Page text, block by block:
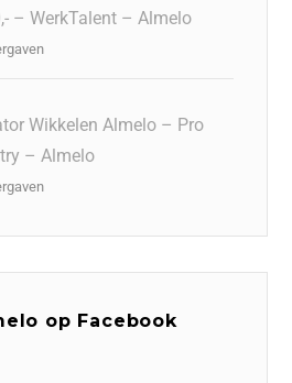
– WerkTalent – Almelo
Wikkelen Almelo – Pro
– Almelo
op Facebook